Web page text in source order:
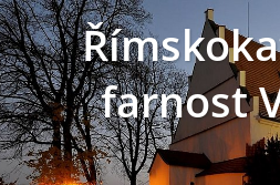
farnost